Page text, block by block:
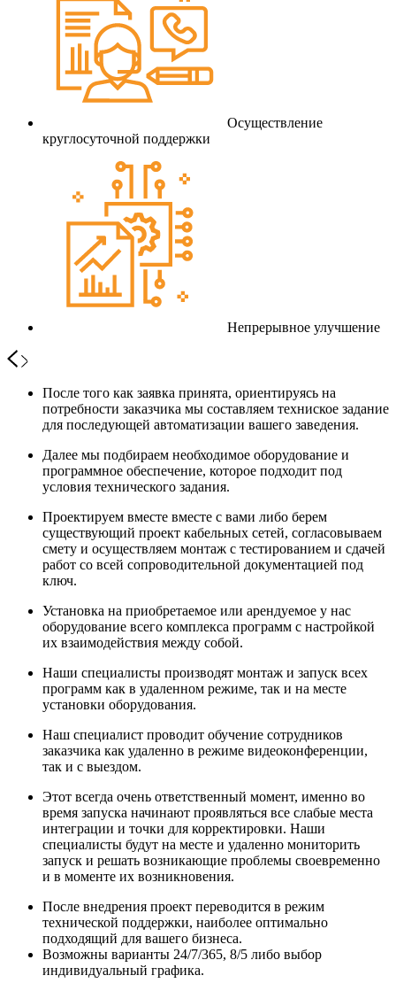
Осуществление
круглосуточной поддержки
Непрерывное улучшение
После того как заявка принята, ориентируясь на
потребности заказчика мы составляем техниское задание
для последующей автоматизации вашего заведения.
Далее мы подбираем необходимое оборудование и
программное обеспечение, которое подходит под
условия технического задания.
Проектируем вместе вместе с вами либо берем
существующий проект кабельных сетей, согласовываем
смету и осуществляем монтаж с тестированием и сдачей
работ со всей сопроводительной документацией под
ключ.
Установка на приобретаемое или арендуемое у нас
оборудование всего комплекса программ с настройкой
их взаимодействия между собой.
Наши специалисты производят монтаж и запуск всех
программ как в удаленном режиме, так и на месте
установки оборудования.
Наш специалист проводит обучение сотрудников
заказчика как удаленно в режиме видеоконференции,
так и с выездом.
Этот всегда очень ответственный момент, именно во
время запуска начинают проявляться все слабые места
интеграции и точки для корректировки. Наши
специалисты будут на месте и удаленно мониторить
запуск и решать возникающие проблемы своевременно
и в моменте их возникновения.
После внедрения проект переводится в режим
технической поддержки, наиболее оптимально
подходящий для вашего бизнеса.
Возможны варианты 24/7/365, 8/5 либо выбор
индивидуальный графика.